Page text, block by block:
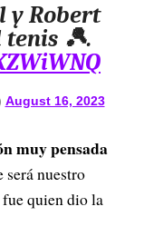
y Robert
🎾.
August 16, 2023
muy pensada
será nuestro
quien dio la